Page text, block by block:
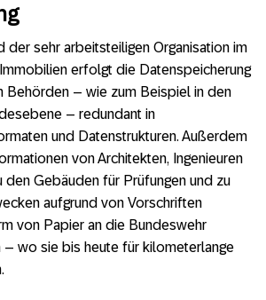
der sehr arbeitsteiligen Organisation im
erfolgt die Datenspeicherung
Behörden – wie zum Beispiel in den
– redundant in
und Datenstrukturen. Außerdem
von Architekten, Ingenieuren
den Gebäuden für Prüfungen und zu
aufgrund von Vorschriften
von Papier an die Bundeswehr
wo sie bis heute für kilometerlange